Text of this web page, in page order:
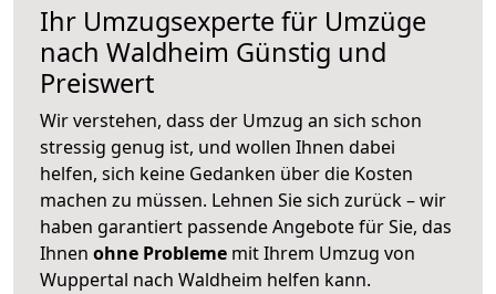
Ihr Umzugsexperte für Umzüge
nach Waldheim Günstig und
Preiswert
Wir verstehen, dass der Umzug an sich schon
stressig genug ist, und wollen Ihnen dabei
helfen, sich keine Gedanken über die Kosten
machen zu müssen. Lehnen Sie sich zurück – wir
haben garantiert passende Angebote für Sie, das
Ihnen ohne Probleme mit Ihrem Umzug von
Wuppertal nach Waldheim helfen kann.